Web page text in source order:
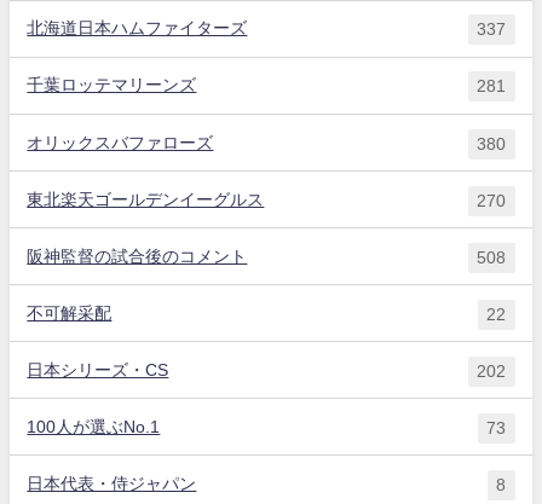
北海道日本ハムファイターズ 337
千葉ロッテマリーンズ 281
オリックスバファローズ 380
東北楽天ゴールデンイーグルス 270
阪神監督の試合後のコメント 508
不可解采配 22
日本シリーズ・CS 202
100人が選ぶNo.1 73
日本代表・侍ジャパン 8